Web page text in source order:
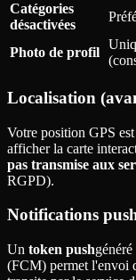
Catégories
désactivées
Photo de profil
Localisation
Votre position GPS
afficher la carte
pas transmise aux
RGPD).
Notifications
Un token push
(FCM) permet l'envoi